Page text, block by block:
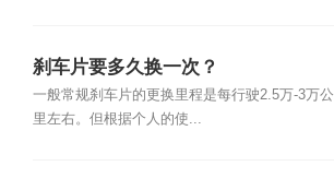
刹车片要多久换一次？
一般常规刹车片的更换里程是每行驶2.5万-3万公
里左右。但根据个人的使...